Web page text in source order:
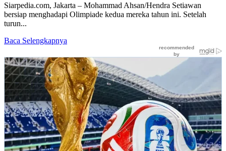
Siarpedia.com, Jakarta – Mohammad Ahsan/Hendra Setiawan
bersiap menghadapi Olimpiade kedua mereka tahun ini. Setelah
turun...
Baca Selengkapnya
about
The
Daddies
:
Lawan
Kami
Bukan
Hanya
di
Lapangan